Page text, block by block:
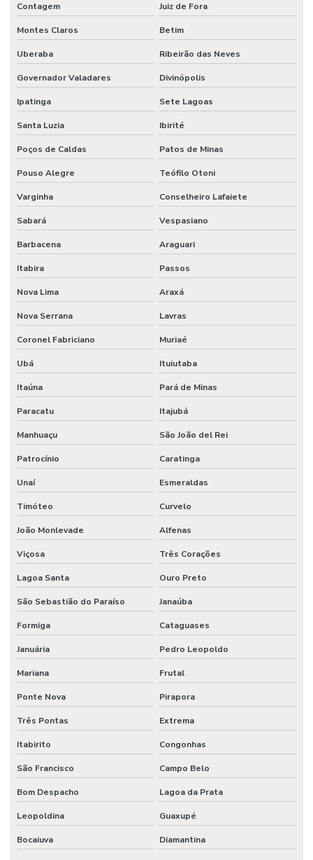
Filtro De Combustível Para Motor Diesel
Filtro De Óleo
Filtro De Óleo Auto Peças Em Belo Horizonte
Filtro Hidráulico Para Máquinas Minas Gerais
Flanges Para Mangueiras Hidráulicas
Fornecedor De Anel Guia De Nylon Em Mg
Fornecedor De Anel Quadrado De Borracha Tefo
Fornecedor De Cabo De Acionamento Para Máquinas
Fornecedor De Comando Hidráulico Em Belo Horizonte
Fornecedor De Cruzeta Em Minas Gerais
Fornecedor De Filtro De Ar Em Minas Gerais
Fornecedor De Filtro De Óleo Para Motores
Fornecedor De Filtro Hidráulico Em Minas Gerais
Fornecedor De Mangueira Hidráulica Mg
Fornecedor De Mangueira Vapor Saturado Em Minas Gerais
Fornecedor De Motor Hidráulico Para Indústria
Fornecedor De Óleo De Motor Em Belo Horizonte
Fornecedor De Solenóide Para Sistemas Hidráulicos
Fornecedor De Terminal Fêmea Unf Em Minas Gerais
Fornecedor De Válvula Reguladora Em Minas Gerais
Fornecedor Terminal Fêmea Jic 37 Graus Mg
Fornecedores De Válvula Segurança Hidráulica Minas Gerais
Instalação De Comando Hidráulico Para Máquinas
Instalação De Direção Hidráulica Para Máquinas Pesadas
Instalação De Equipamentos
Junta Cardan Em Minas Gerais
Junta Universal
Lâmina Para Terraplanagem
Contagem Juiz de Fora
Montes Claros Betim
Uberaba Ribeirão das Neves
Governador Valadares Divinópolis
Ipatinga Sete Lagoas
Santa Luzia Ibirité
Poços de Caldas Patos de Minas
Pouso Alegre Teófilo Otoni
Varginha Conselheiro Lafaiete
Sabará Vespasiano
Barbacena Araguari
Itabira Passos
Nova Lima Araxá
Nova Serrana Lavras
Coronel Fabriciano Muriaé
Ubá Ituiutaba
Itaúna Pará de Minas
Paracatu Itajubá
Manhuaçu São João del Rei
Patrocínio Caratinga
Unaí Esmeraldas
Timóteo Curvelo
João Monlevade Alfenas
Viçosa Três Corações
Lagoa Santa Ouro Preto
São Sebastião do Paraíso Janaúba
Formiga Cataguases
Januária Pedro Leopoldo
Mariana Frutal
Ponte Nova Pirapora
Três Pontas Extrema
Itabirito Congonhas
São Francisco Campo Belo
Bom Despacho Lagoa da Prata
Leopoldina Guaxupé
Bocaiuva Diamantina